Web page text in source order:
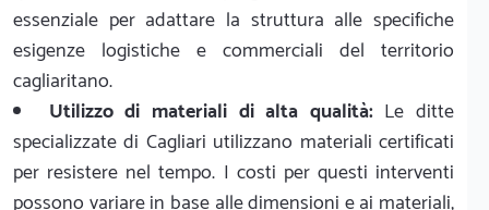
essenziale per adattare la struttura alle specifiche
esigenze logistiche e commerciali del territorio
cagliaritano.
Utilizzo di materiali di alta qualità:Le ditte
specializzate di Cagliari utilizzano materiali certificati
per resistere nel tempo. I costi per questi interventi
possono variare in base alle dimensioni e ai materiali,